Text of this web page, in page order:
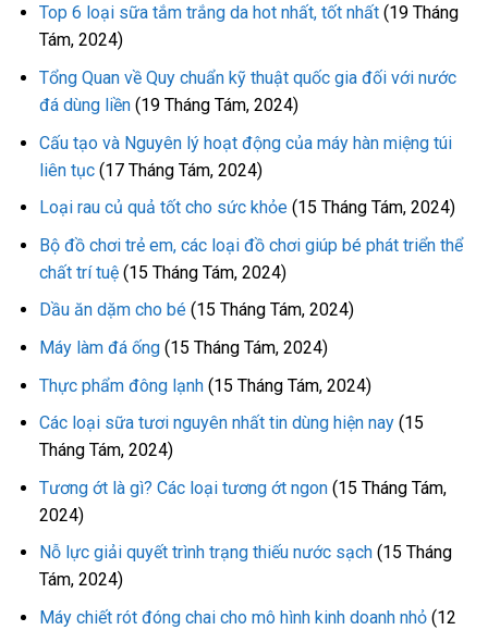
Top 6 loại sữa tắm trắng da hot nhất, tốt nhất (19 Tháng
Tám, 2024)
Tổng Quan về Quy chuẩn kỹ thuật quốc gia đối với nước
đá dùng liền (19 Tháng Tám, 2024)
Cấu tạo và Nguyên lý hoạt động của máy hàn miệng túi
liên tục (17 Tháng Tám, 2024)
Loại rau củ quả tốt cho sức khỏe (15 Tháng Tám, 2024)
Bộ đồ chơi trẻ em, các loại đồ chơi giúp bé phát triển thể
chất trí tuệ (15 Tháng Tám, 2024)
Dầu ăn dặm cho bé (15 Tháng Tám, 2024)
Máy làm đá ống (15 Tháng Tám, 2024)
Thực phẩm đông lạnh (15 Tháng Tám, 2024)
Các loại sữa tươi nguyên nhất tin dùng hiện nay (15
Tháng Tám, 2024)
Tương ớt là gì? Các loại tương ớt ngon (15 Tháng Tám,
2024)
Nỗ lực giải quyết trình trạng thiếu nước sạch (15 Tháng
Tám, 2024)
Máy chiết rót đóng chai cho mô hình kinh doanh nhỏ (12